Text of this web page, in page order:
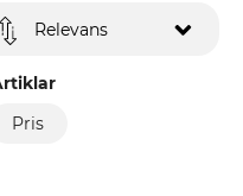
Relevans
Pris